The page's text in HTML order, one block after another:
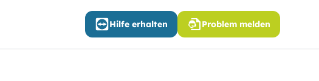
Hilfe erhalten Problem melden